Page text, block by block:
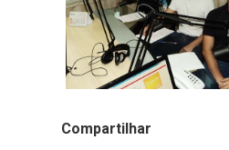
Compartilhar